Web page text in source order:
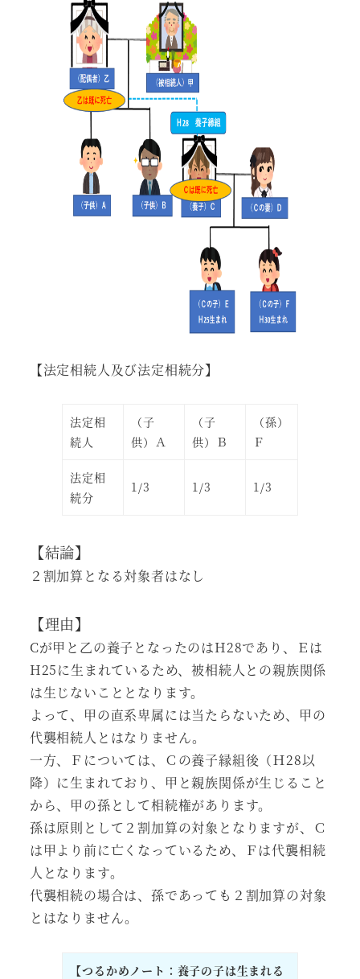
【法定相続人及び法定相続分】
法定相
続人
（子
供）Ａ
（子
供）Ｂ
（孫）
Ｆ
法定相
続分
1/3 1/3 1/3
【結論】
２割加算となる対象者はなし
【理由】
Cが甲と乙の養子となったのはH28であり、Ｅは
H25に生まれているため、被相続人との親族関係
は生じないこととなります。
よって、甲の直系卑属には当たらないため、甲の
代襲相続人とはなりません。
一方、Ｆについては、Ｃの養子縁組後（Ｈ28以
降）に生まれており、甲と親族関係が生じること
から、甲の孫として相続権があります。
孫は原則として２割加算の対象となりますが、Ｃ
は甲より前に亡くなっているため、Ｆは代襲相続
人となります。
代襲相続の場合は、孫であっても２割加算の対象
とはなりません。
【つるかめノート：養子の子は生まれる